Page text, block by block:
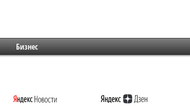
Бизнес